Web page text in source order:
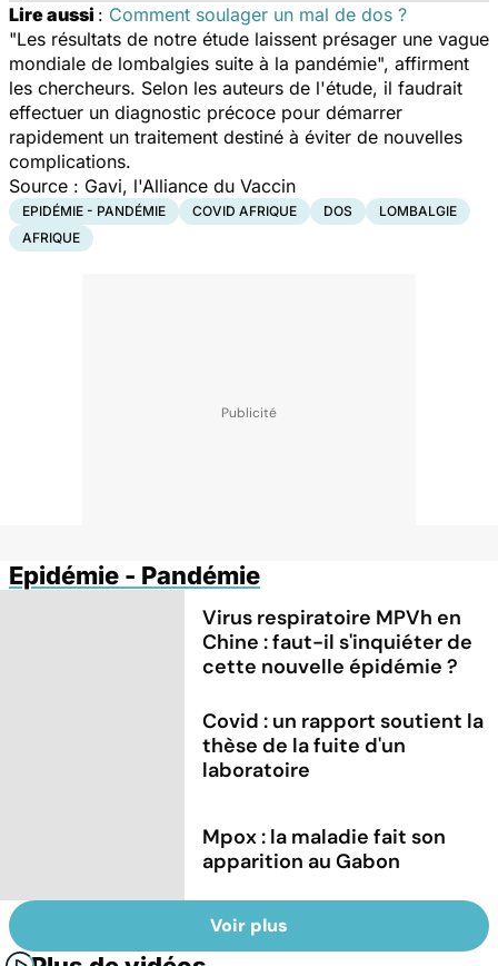
Lire aussi : Comment soulager un mal de dos ?
"Les résultats de notre étude laissent présager une vague
mondiale de lombalgies suite à la pandémie", affirment
les chercheurs. Selon les auteurs de l'étude, il faudrait
effectuer un diagnostic précoce pour démarrer
rapidement un traitement destiné à éviter de nouvelles
complications.
Source : Gavi, l'Alliance du Vaccin
EPIDÉMIE - PANDÉMIE COVID AFRIQUE DOS
LOMBALGIE
AFRIQUE
Epidémie - Pandémie
Virus respiratoire MPVh en
Chine : faut-il s'inquiéter de
cette nouvelle épidémie ?
Covid : un rapport soutient la
thèse de la fuite d'un
laboratoire
Mpox : la maladie fait son
apparition au Gabon
Voir plus